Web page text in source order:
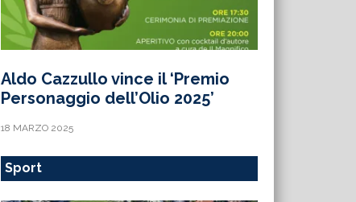
Aldo Cazzullo vince il ‘Premio
Personaggio dell’Olio 2025’
18 MARZO 2025
Sport